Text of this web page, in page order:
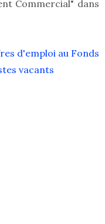
Commercial" dans
d'emploi au Fonds
vacants